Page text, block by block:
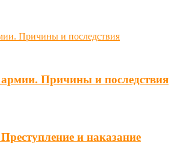
Причины и последствия
и наказание